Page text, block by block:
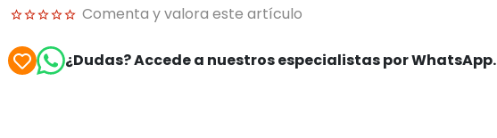
Comenta y valora este artículo
¿Dudas? Accede a nuestros especialistas por WhatsApp.